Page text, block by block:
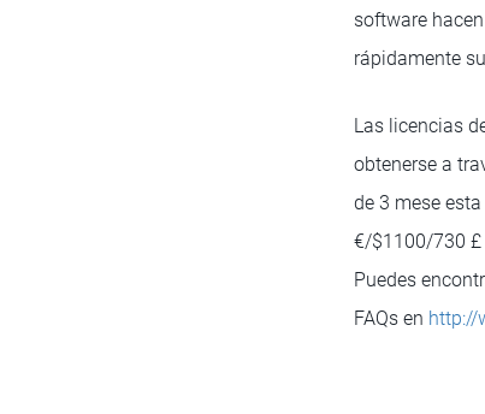
software
rápidamente
Las licencias
obtenerse a
de 3 mese
€/$1100/730 £
Puedes
FAQs en http://